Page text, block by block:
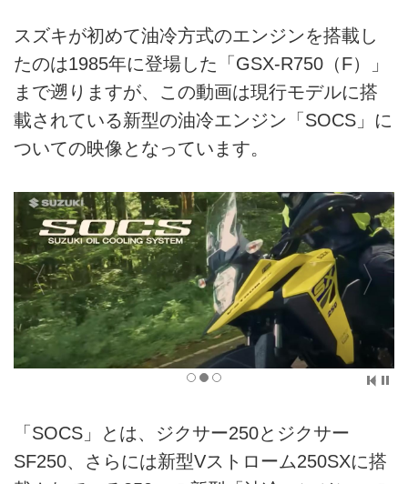
スズキが初めて油冷方式のエンジンを搭載し
たのは1985年に登場した「GSX-R750（F）」
まで遡りますが、この動画は現行モデルに搭
載されている新型の油冷エンジン「SOCS」に
ついての映像となっています。
「SOCS」とは、ジクサー250とジクサー
SF250、さらには新型Vストローム250SXに搭